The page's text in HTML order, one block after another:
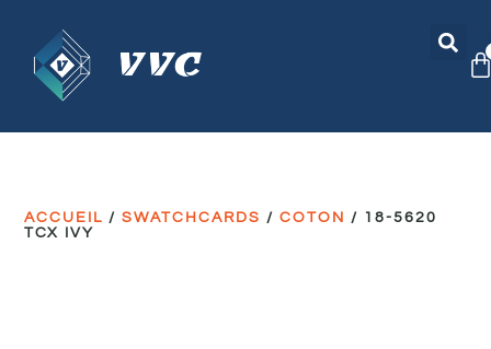
ACCUEIL /SWATCHCARDS /COTON / 18-5620
TCX IVY